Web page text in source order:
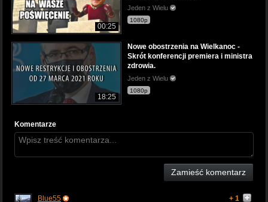
00:25
Jeden z Wielu
1080p
18:25
Nowe obostrzenia na Wielkanoc -
Skrót konferencji premiera i ministra
zdrowia.
Jeden z Wielu
1080p
Komentarze
Zamieść komentarz
Blue55 + 1